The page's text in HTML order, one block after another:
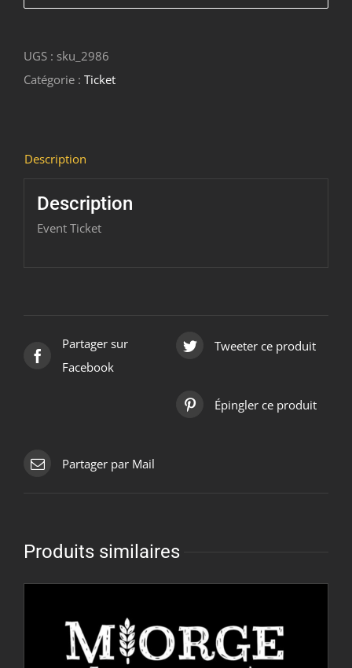
Atelier
-
Initiation
-
2020/02/08
UGS : sku_2986
Catégorie : Ticket
Description
Description
Event Ticket
Partager sur
Facebook
Tweeter ce produit
Épingler ce produit
Partager par Mail
Produits similaires